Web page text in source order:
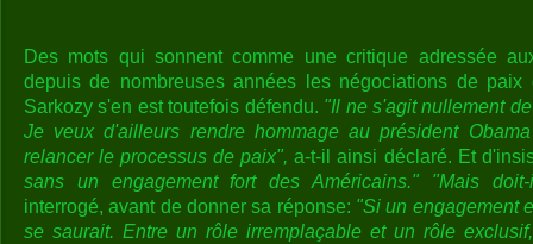
Des mots qui sonnent comme une critique adressée
depuis de nombreuses années les négociations de paix
Sarkozy s'en est toutefois défendu. "Il ne s'agit nullement
Je veux d'ailleurs rendre hommage au président
relancer le processus de paix", a-t-il ainsi déclaré. Et
sans un engagement fort des Américains." "Mais
interrogé, avant de donner sa réponse: "Si un engagement
se saurait. Entre un rôle irremplaçable et un rôle